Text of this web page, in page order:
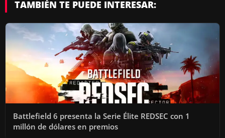
TAMBIÉN TE PUEDE INTERESAR:
Battlefield 6 presenta la Serie Élite REDSEC con 1
millón de dólares en premios